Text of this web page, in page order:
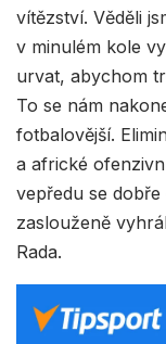
vítězství. Věděli
v minulém kole
urvat, abychom
To se nám
fotbalovější.
a africké
vepředu se
zaslouženě
Rada.